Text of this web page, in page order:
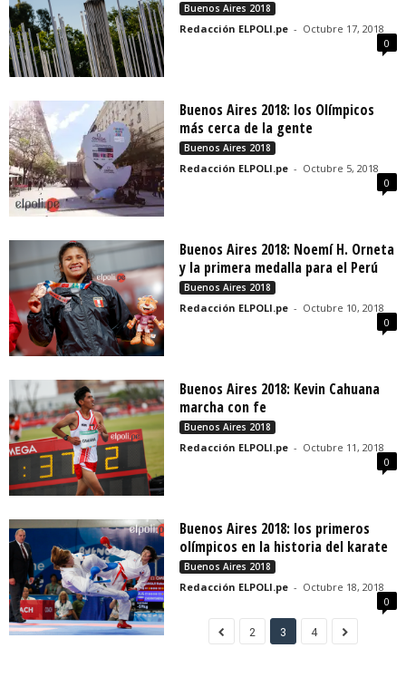
Buenos Aires 2018
Redacción ELPOLI.pe - Octubre 17, 2018
0
Buenos Aires 2018: los Olímpicos
más cerca de la gente
Buenos Aires 2018
Redacción ELPOLI.pe - Octubre 5, 2018
0
Buenos Aires 2018: Noemí H. Orneta
y la primera medalla para el Perú
Buenos Aires 2018
Redacción ELPOLI.pe - Octubre 10, 2018
0
Buenos Aires 2018: Kevin Cahuana
marcha con fe
Buenos Aires 2018
Redacción ELPOLI.pe - Octubre 11, 2018
0
Buenos Aires 2018: los primeros
olímpicos en la historia del karate
Buenos Aires 2018
Redacción ELPOLI.pe - Octubre 18, 2018
0
2 3 4